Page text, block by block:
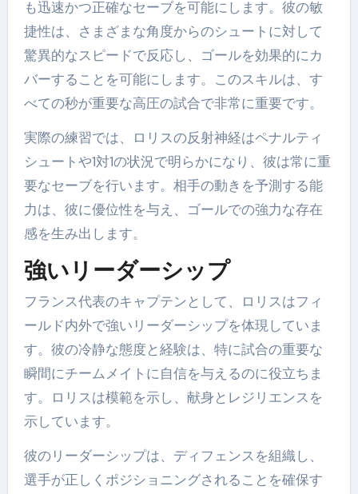
も迅速かつ正確なセーブを可能にします。彼の敏
捷性は、さまざまな角度からのシュートに対して
驚異的なスピードで反応し、ゴールを効果的にカ
バーすることを可能にします。このスキルは、す
べての秒が重要な高圧の試合で非常に重要です。
実際の練習では、ロリスの反射神経はペナルティ
シュートや1対1の状況で明らかになり、彼は常に重
要なセーブを行います。相手の動きを予測する能
力は、彼に優位性を与え、ゴールでの強力な存在
感を生み出します。
強いリーダーシップ
フランス代表のキャプテンとして、ロリスはフィ
ールド内外で強いリーダーシップを体現していま
す。彼の冷静な態度と経験は、特に試合の重要な
瞬間にチームメイトに自信を与えるのに役立ちま
す。ロリスは模範を示し、献身とレジリエンスを
示しています。
彼のリーダーシップは、ディフェンスを組織し、
選手が正しくポジショニングされることを確保す